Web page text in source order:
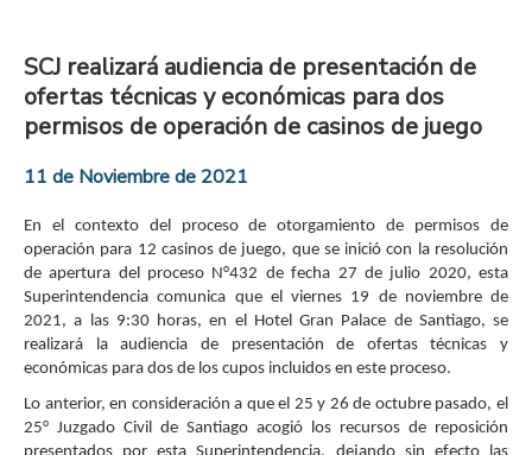
SCJ realizará audiencia de presentación de
ofertas técnicas y económicas para dos
permisos de operación de casinos de juego
11 de Noviembre de 2021
En el contexto del proceso de otorgamiento de permisos de
operación para 12 casinos de juego, que se inició con la resolución
de apertura del proceso N°432 de fecha 27 de julio 2020, esta
Superintendencia comunica que el viernes 19 de noviembre de
2021, a las 9:30 horas, en el Hotel Gran Palace de Santiago, se
realizará la audiencia de presentación de ofertas técnicas y
económicas para dos de los cupos incluidos en este proceso.
Lo anterior, en consideración a que el 25 y 26 de octubre pasado, el
25° Juzgado Civil de Santiago acogió los recursos de reposición